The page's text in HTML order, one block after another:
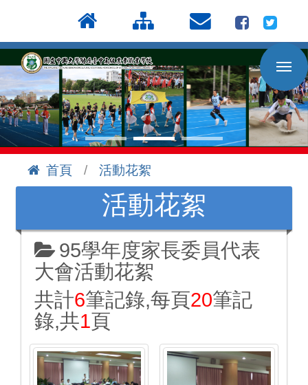
到
主
要
內
容
區
首頁
活動花絮
活動花絮
95學年度家長委員代表
大會活動花絮
共計6筆記錄,每頁20筆記
錄,共1頁